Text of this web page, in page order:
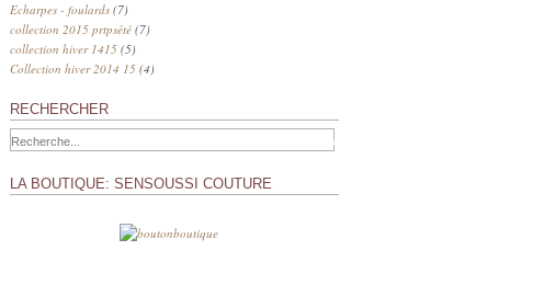
Echarpes - foulards (7)
collection 2015 prtpsété (7)
collection hiver 1415 (5)
Collection hiver 2014 15 (4)
RECHERCHER
LA BOUTIQUE: SENSOUSSI COUTURE